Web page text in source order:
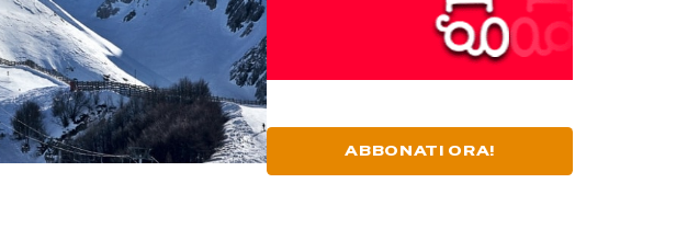
ABBONATI ORA!